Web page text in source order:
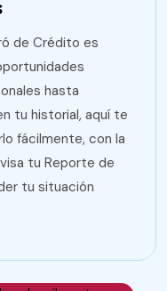
de Crédito es
hasta
tu historial, aquí te
fácilmente, con la
tu Reporte de
tu situación